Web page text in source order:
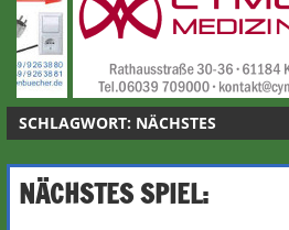
SCHLAGWORT: NÄCHSTES
NÄCHSTES SPIEL: